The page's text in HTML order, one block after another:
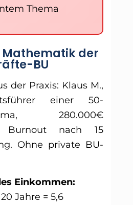
Thema
der
BU
der Praxis: Klaus M.,
einer 50-
Firma, 280.000€
Burnout nach 15
Ohne private BU-
Einkommen:
Jahre = 5,6